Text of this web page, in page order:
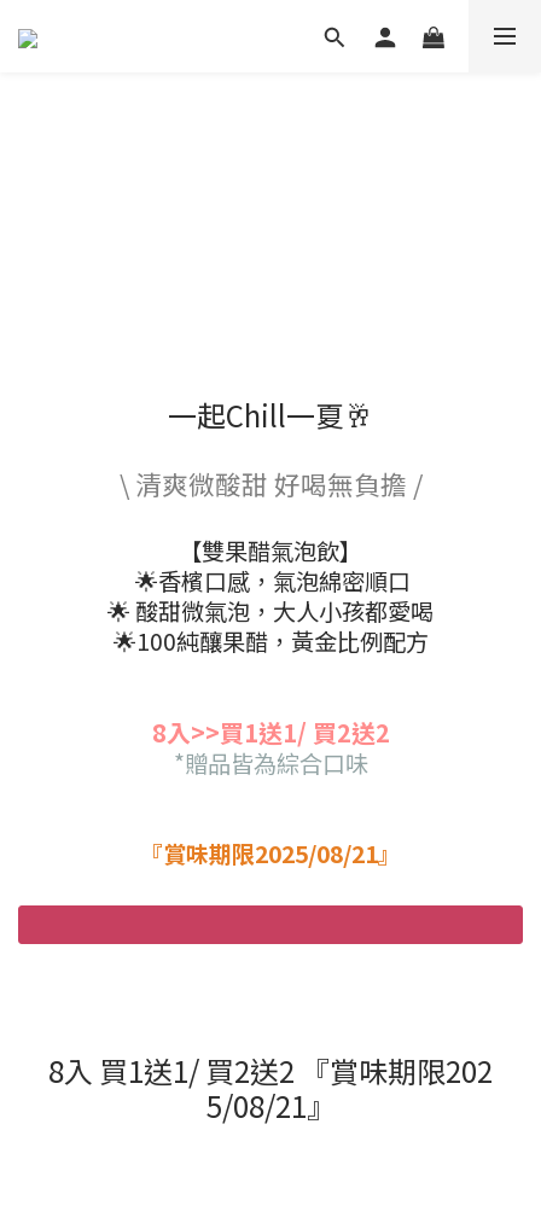
一起Chill一夏🥂
\ 清爽微酸甜 好喝無負擔 /
【雙果醋氣泡飲】
🌟香檳口感，氣泡綿密順口
🌟 酸甜微氣泡，大人小孩都愛喝
🌟100純釀果醋，黃金比例配方
8入>>買1送1/ 買2送2
*贈品皆為綜合口味
『賞味期限2025/08/21』
8入 買1送1/ 買2送2 『賞味期限202
5/08/21』